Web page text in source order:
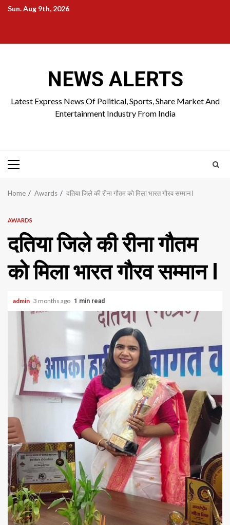
SkipSun. Aug 9th, 2026
NEWS ALERTS
Latest Express News Of Political, Sports, Share Market And
Entertainment Industry From India
Primary
Home Awards दतिया जिले की रीना गौतम को मिला भारत गौरव सम्मान l
AWARDS
दतिया जिले की रीना गौतम
को मिला भारत गौरव सम्मान l
admin 3 months ago 1 min read